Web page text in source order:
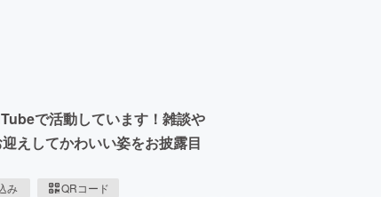
で活動しています！雑談や
えしてかわいい姿をお披露目
み QRコード